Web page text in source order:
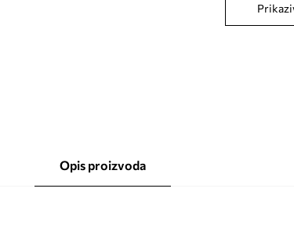
Opis proizvoda